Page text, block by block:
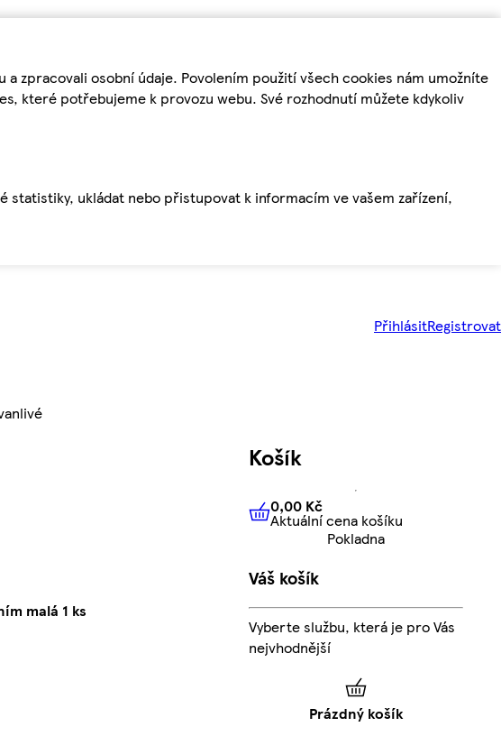
zpracovali osobní údaje. Povolením použití všech cookies nám umožníte
které potřebujeme k provozu webu. Své rozhodnutí můžete kdykoliv
statistiky, ukládat nebo přistupovat k informacím ve vašem zařízení,
PřihlásitRegistrovat
malá 1 ks
Košík
0,00 KčAktuální cena košíku
0,00 Kč
Aktuální cena košíku
Pokladna
Váš košík
Vyberte službu, která je pro Vás
nejvhodnější
Prázdný košík